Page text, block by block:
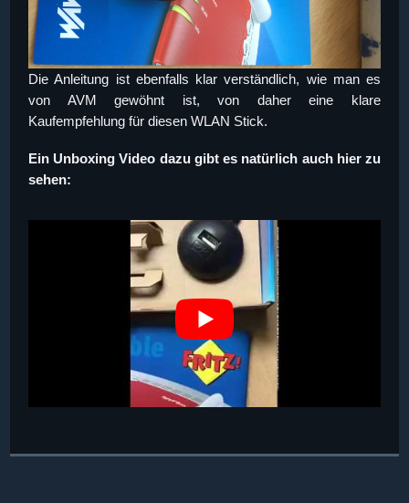
Die Anleitung ist ebenfalls klar verständlich, wie man es
von AVM gewöhnt ist, von daher eine klare
Kaufempfehlung für diesen WLAN Stick.
Ein Unboxing Video dazu gibt es natürlich auch hier zu
sehen: